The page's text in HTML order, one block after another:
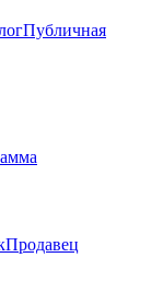
Публичная
Продавец